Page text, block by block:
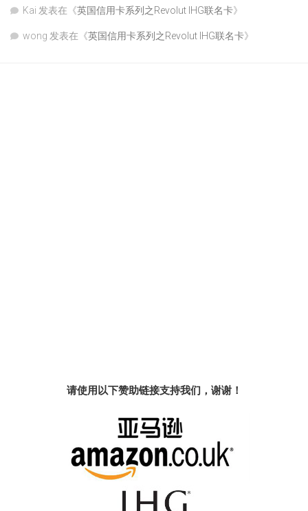
Kai 发表在《英国信用卡系列之Revolut IHG联名卡》
wong 发表在《英国信用卡系列之Revolut IHG联名卡》
请使用以下赞助链接支持我们，谢谢！